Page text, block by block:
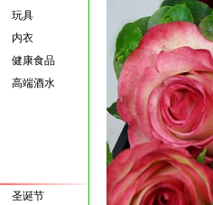
玩具
内衣
健康食品
高端酒水
圣诞节